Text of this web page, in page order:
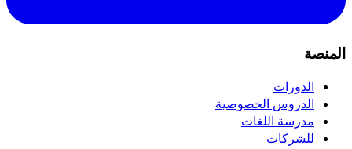
المنصة
الدورات
الدروس الخصوصية
مدرسة اللغات
للشركات